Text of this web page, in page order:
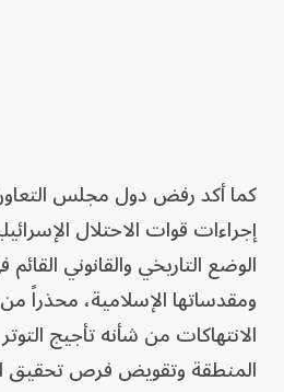
كما أكد رفض دول مجلس
إجراءات قوات الاحتلال
الوضع التاريخي والقانوني
ومقدساتها الإسلامية، محذراً
الانتهاكات من شأنه تأجيج
المنطقة وتقويض فرص تحقيق